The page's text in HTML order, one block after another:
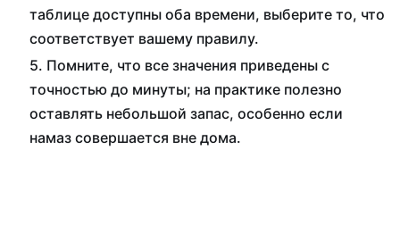
таблице доступны оба времени, выберите то, что
соответствует вашему правилу.
Помните, что все значения приведены с
точностью до минуты; на практике полезно
оставлять небольшой запас, особенно если
намаз совершается вне дома.